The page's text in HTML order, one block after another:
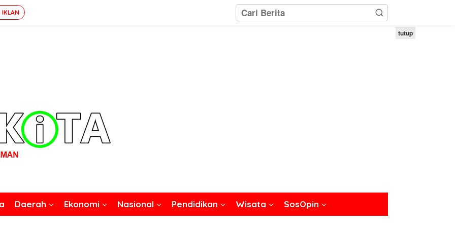
IKLAN
Daerah Ekonomi Nasional Pendidikan Wisata SosOpin
tutup